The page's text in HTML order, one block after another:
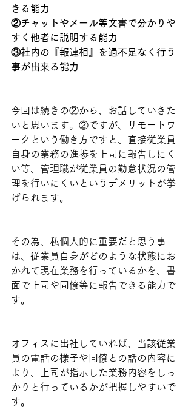
きる能力
②チャットやメール等文書で分かりや
すく他者に説明する能力
③社内の『報連相』を過不足なく行う
事が出来る能力
今回は続きの②から、お話していきた
いと思います。②ですが、リモートワ
ークという働き方ですと、直接従業員
自身の業務の進捗を上司に報告しにく
い等、管理職が従業員の勤怠状況の管
理を行いにくいというデメリットが挙
げられます。
その為、私個人的に重要だと思う事
は、従業員自身がどのような状態にお
かれて現在業務を行っているかを、書
面で上司や同僚等に報告できる能力で
す。
オフィスに出社していれば、当該従業
員の電話の様子や同僚との話の内容に
より、上司が指示した業務内容をしっ
かりと行っているかが把握しやすいで
す。